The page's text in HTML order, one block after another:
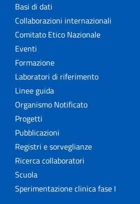
Basi di dati
Collaborazioni internazionali
Comitato Etico Nazionale
Eventi
Formazione
Laboratori di riferimento
Linee guida
Organismo Notificato
Progetti
Pubblicazioni
Registri e sorveglianze
Ricerca collaboratori
Scuola
Sperimentazione clinica fase I